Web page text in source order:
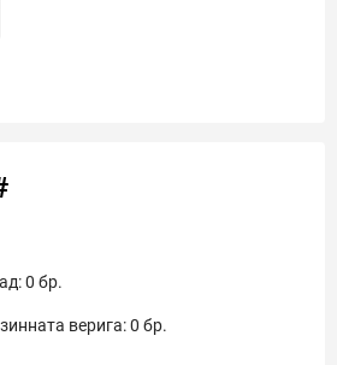
0 бр.
верига:0 бр.